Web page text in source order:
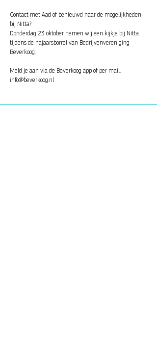
Contact met Aad of benieuwd naar de mogelijkheden
bij Nitta?
Donderdag 23 oktober nemen wij een kijkje bij Nitta
tijdens de najaarsborrel van Bedrijvenvereniging
Beverkoog.
Meld je aan via de Beverkoog app of per mail:
info@beverkoog.nl